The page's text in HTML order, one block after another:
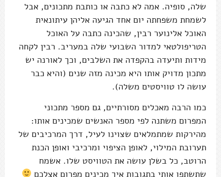
שלה, סופיה. אמה לא כתבה או כותבת מתכונים, אבל
לשמחת משפחתה יום אחד הגיעה אליהן עיתונאית
האוכל אלינוער רבין, שהכינה כתבה על האוכל
הטריפולטאי למדור השבועי שלה במעריב. רבין לקחה
מידות ותיעדה בהקפדה את השלבים, וכך לאורנה יש
מתכון מדויק אותו היא מכינה מזה שנים (והיא כבר
עושה לו טוויסטים משלה).
כמו הרבה מאכלים מסורתיים, גם מספר מתכוני
המפרום משתנה לפי מספר האנשים שמכינים אותו:
מהירקות שמתמלאים שצוינו לעיל, דרך המרכיבים של
תערובת המילוי, לאופן הציפוי ומרכיבי ואופן הכנת
הרוטב, כל בשלן עושה את הטוויסט שלו. אשמח
שתשתפו אותי בתגובות איך מכינים מפרום אצלכם